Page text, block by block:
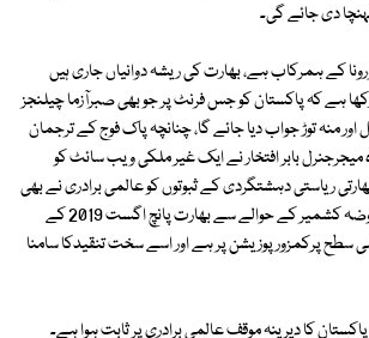
دی جائے گی۔
کے ہمرکاب ہے، بھارت کی ریشہ دوانیاں جاری ہیں
ہے کہ پاکستان کو جس فرنٹ پر جو بھی صبرآزما چیلنجز
منہ توڑ جواب دیا جائے گا، چنانچہ پاک فوج کے ترجمان
میجرجنرل بابر افتخار نے ایک غیر ملکی ویب سائٹ کو
ریاستی دہشتگردی کے ثبوتوں کو عالمی برادری نے بھی
بہت سنجیدہ لیا ہے۔ مقبوضہ کشمیر کے حوالے سے بھارت پانچ اگست 2019 کے
سطح پرکمزور پوزیشن پر ہے اور اسے سخت تنقیدکا سامنا
کا دیرینہ موقف عالمی برادری پر ثابت ہوا ہے۔